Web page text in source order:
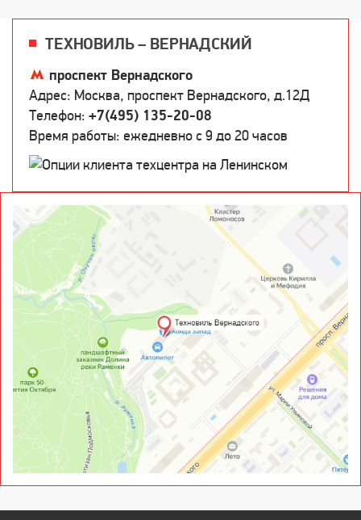
ТЕХНОВИЛЬ – ВЕРНАДСКИЙ
проспект Вернадского
Адрес: Москва, проспект Вернадского, д.12Д
Телефон: +7(495) 135-20-08
Время работы: ежедневно c 9 до 20 часов